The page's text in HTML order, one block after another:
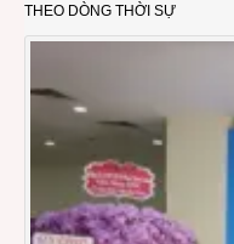
THEO DÒNG THỜI SỰ